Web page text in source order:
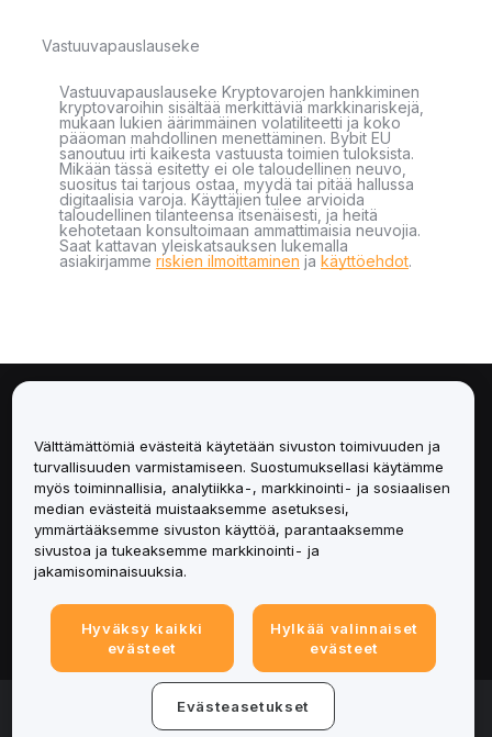
Vastuuvapauslauseke
Vastuuvapauslauseke Kryptovarojen hankkiminen
kryptovaroihin sisältää merkittäviä markkinariskejä,
mukaan lukien äärimmäinen volatiliteetti ja koko
pääoman mahdollinen menettäminen. Bybit EU
sanoutuu irti kaikesta vastuusta toimien tuloksista.
Mikään tässä esitetty ei ole taloudellinen neuvo,
suositus tai tarjous ostaa, myydä tai pitää hallussa
digitaalisia varoja. Käyttäjien tulee arvioida
taloudellinen tilanteensa itsenäisesti, ja heitä
kehotetaan konsultoimaan ammattimaisia neuvojia.
Saat kattavan yleiskatsauksen lukemalla
asiakirjamme riskien ilmoittaminen ja käyttöehdot.
Palvelut
Tuki
Tuotteet
Lakiasiat
© 2025-2026 Bybit.eu. All rights reserved.
Välttämättömiä evästeitä käytetään sivuston toimivuuden ja
turvallisuuden varmistamiseen. Suostumuksellasi käytämme
myös toiminnallisia, analytiikka-, markkinointi- ja sosiaalisen
median evästeitä muistaaksemme asetuksesi,
ymmärtääksemme sivuston käyttöä, parantaaksemme
sivustoa ja tukeaksemme markkinointi- ja
jakamisominaisuuksia.
Hyväksy kaikki
evästeet
Hylkää valinnaiset
evästeet
Evästeasetukset